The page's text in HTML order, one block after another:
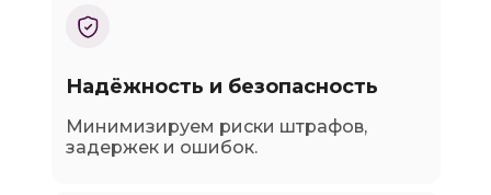
Надёжность и безопасность
Минимизируем риски штрафов,
задержек и ошибок.